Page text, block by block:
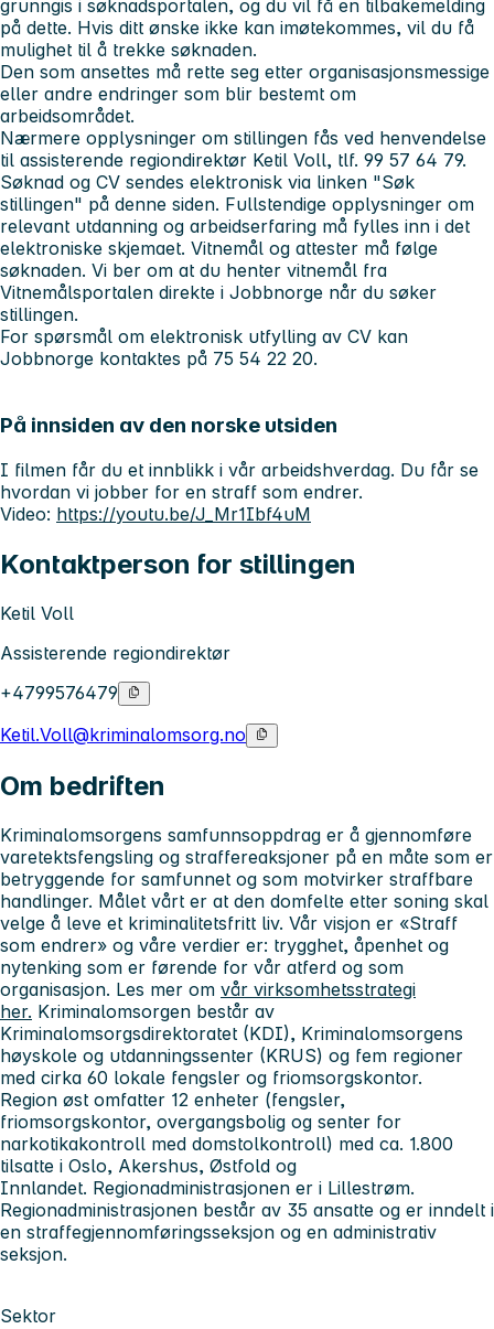
grunngis i søknadsportalen, og du vil få en tilbakemelding
på dette. Hvis ditt ønske ikke kan imøtekommes, vil du få
mulighet til å trekke søknaden.
Den som ansettes må rette seg etter organisasjonsmessige
eller andre endringer som blir bestemt om
arbeidsområdet.
Nærmere opplysninger om stillingen fås ved henvendelse
til assisterende regiondirektør Ketil Voll, tlf. 99 57 64 79.
Søknad og CV sendes elektronisk via linken "Søk
stillingen" på denne siden. Fullstendige opplysninger om
relevant utdanning og arbeidserfaring må fylles inn i det
elektroniske skjemaet. Vitnemål og attester må følge
søknaden. Vi ber om at du henter vitnemål fra
Vitnemålsportalen direkte i Jobbnorge når du søker
stillingen.
For spørsmål om elektronisk utfylling av CV kan
Jobbnorge kontaktes på 75 54 22 20.
På innsiden av den norske utsiden
I filmen får du et innblikk i vår arbeidshverdag. Du får se
hvordan vi jobber for en straff som endrer.
Video: https://youtu.be/J_Mr1Ibf4uM
Kontaktperson for stillingen
Ketil Voll
Assisterende regiondirektør
+4799576479
Ketil.Voll@kriminalomsorg.no
Om bedriften
Kriminalomsorgens samfunnsoppdrag er å gjennomføre
varetektsfengsling og straffereaksjoner på en måte som er
betryggende for samfunnet og som motvirker straffbare
handlinger. Målet vårt er at den domfelte etter soning skal
velge å leve et kriminalitetsfritt liv. Vår visjon er «Straff
som endrer» og våre verdier er: trygghet, åpenhet og
nytenking som er førende for vår atferd og som
organisasjon. Les mer om vår virksomhetsstrategi
her. Kriminalomsorgen består av
Kriminalomsorgsdirektoratet (KDI), Kriminalomsorgens
høyskole og utdanningssenter (KRUS) og fem regioner
med cirka 60 lokale fengsler og friomsorgskontor.
Region øst omfatter 12 enheter (fengsler,
friomsorgskontor, overgangsbolig og senter for
narkotikakontroll med domstolkontroll) med ca. 1.800
tilsatte i Oslo, Akershus, Østfold og
Innlandet. Regionadministrasjonen er i Lillestrøm.
Regionadministrasjonen består av 35 ansatte og er inndelt i
en straffegjennomføringsseksjon og en administrativ
seksjon.
Sektor